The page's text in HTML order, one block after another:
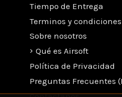
Tiempo de Entrega
Terminos y condiciones
Sobre nosotros
Qué es Airsoft
Política de Privacidad
Preguntas Frecuentes